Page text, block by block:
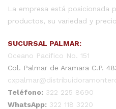
La empresa está posicionada
productos, su variedad y
SUCURSAL PALMAR:
Oceano Pacifico No. 151
Col. Palmar de Aramara C.P.
Teléfono: 322 225 8690
WhatsApp: 322 118 3220